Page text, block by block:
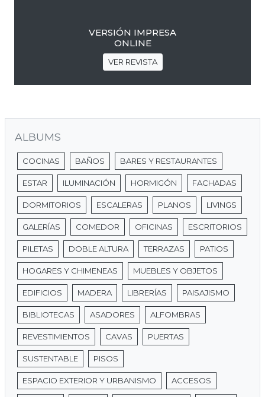
VERSIÓN IMPRESA
ONLINE
VER REVISTA
ALBUMS
COCINAS BAÑOS BARES Y RESTAURANTES
ESTAR ILUMINACIÓN HORMIGÓN FACHADAS
DORMITORIOS ESCALERAS PLANOS LIVINGS
GALERÍAS COMEDOR OFICINAS ESCRITORIOS
PILETAS DOBLE ALTURA TERRAZAS PATIOS
HOGARES Y CHIMENEAS MUEBLES Y OBJETOS
EDIFICIOS MADERA LIBRERÍAS PAISAJISMO
BIBLIOTECAS ASADORES ALFOMBRAS
REVESTIMIENTOS CAVAS PUERTAS
SUSTENTABLE PISOS
ESPACIO EXTERIOR Y URBANISMO ACCESOS